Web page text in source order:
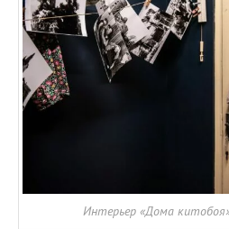
Интерьер «Дома